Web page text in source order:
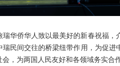
华侨华人致以最美好的新春祝福
民间交往的桥梁纽带作用，为促
，为两国人民友好和各领域务实合